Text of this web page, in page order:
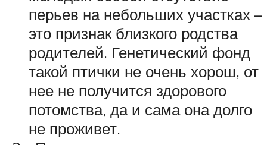
перьев на небольших участках –
это признак близкого родства
родителей. Генетический фонд
такой птички не очень хорош, от
нее не получится здорового
потомства, да и сама она долго
не проживет.